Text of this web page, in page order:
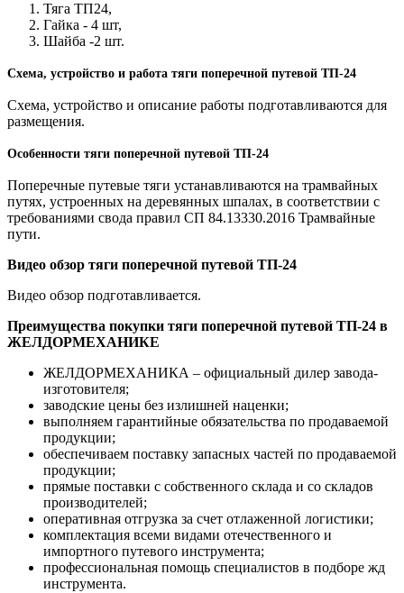
Тяга ТП24,
Гайка - 4 шт,
Шайба -2 шт.
Схема, устройство и работа тяги поперечной путевой ТП-24
Схема, устройство и описание работы подготавливаются для
размещения.
Особенности тяги поперечной путевой ТП-24
Поперечные путевые тяги устанавливаются на трамвайных
путях, устроенных на деревянных шпалах, в соответствии с
требованиями свода правил СП 84.13330.2016 Трамвайные
пути.
Видео обзор тяги поперечной путевой ТП-24
Видео обзор подготавливается.
Преимущества покупки тяги поперечной путевой ТП-24 в
ЖЕЛДОРМЕХАНИКЕ
ЖЕЛДОРМЕХАНИКА – официальный дилер завода-
изготовителя;
заводские цены без излишней наценки;
выполняем гарантийные обязательства по продаваемой
продукции;
обеспечиваем поставку запасных частей по продаваемой
продукции;
прямые поставки с собственного склада и со складов
производителей;
оперативная отгрузка за счет отлаженной логистики;
комплектация всеми видами отечественного и
импортного путевого инструмента;
профессиональная помощь специалистов в подборе жд
инструмента.